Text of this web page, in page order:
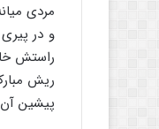
مردی
و در
راستش
ریش
پیشین